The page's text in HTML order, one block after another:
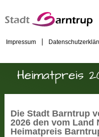
Impressum
Heimatpreis
Die Stadt Barntrup
2026 den vom Land
Heimatpreis